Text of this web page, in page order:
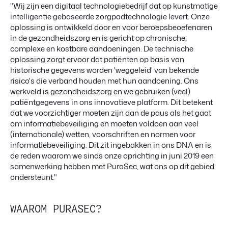
"Wij zijn een digitaal technologiebedrijf dat op kunstmatige
intelligentie gebaseerde zorgpadtechnologie levert. Onze
oplossing is ontwikkeld door en voor beroepsbeoefenaren
in de gezondheidszorg en is gericht op chronische,
complexe en kostbare aandoeningen. De technische
oplossing zorgt ervoor dat patiënten op basis van
historische gegevens worden 'weggeleid' van bekende
risico's die verband houden met hun aandoening. Ons
werkveld is gezondheidszorg en we gebruiken (veel)
patiëntgegevens in ons innovatieve platform. Dit betekent
dat we voorzichtiger moeten zijn dan de paus als het gaat
om informatiebeveiliging en moeten voldoen aan veel
(internationale) wetten, voorschriften en normen voor
informatiebeveiliging. Dit zit ingebakken in ons DNA en is
de reden waarom we sinds onze oprichting in juni 2019 een
samenwerking hebben met PuraSec, wat ons op dit gebied
ondersteunt."
WAAROM PURASEC?